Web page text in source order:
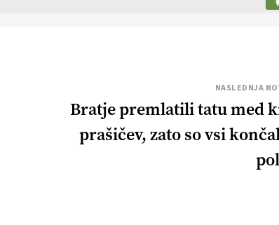
NASLEDNJA
Bratje premlatili tatu med
prašičev, zato so vsi